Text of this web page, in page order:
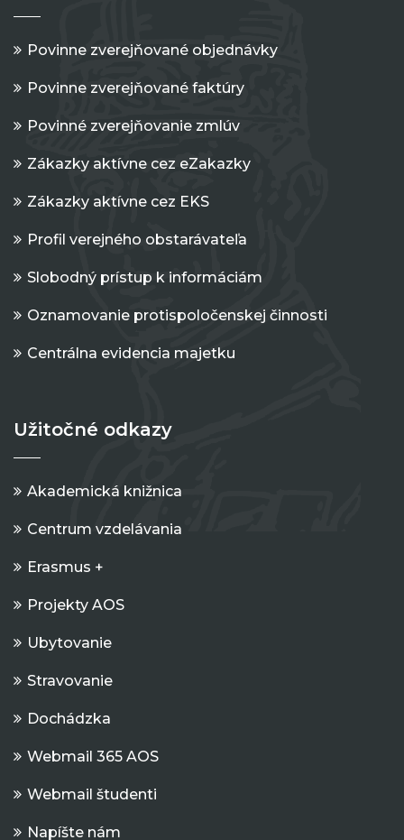
Povinne zverejňované objednávky
Povinne zverejňované faktúry
Povinné zverejňovanie zmlúv
Zákazky aktívne cez eZakazky
Zákazky aktívne cez EKS
Profil verejného obstarávateľa
Slobodný prístup k informáciám
Oznamovanie protispoločenskej činnosti
Centrálna evidencia majetku
Užitočné odkazy
Akademická knižnica
Centrum vzdelávania
Erasmus +
Projekty AOS
Ubytovanie
Stravovanie
Dochádzka
Webmail 365 AOS
Webmail študenti
Napíšte nám